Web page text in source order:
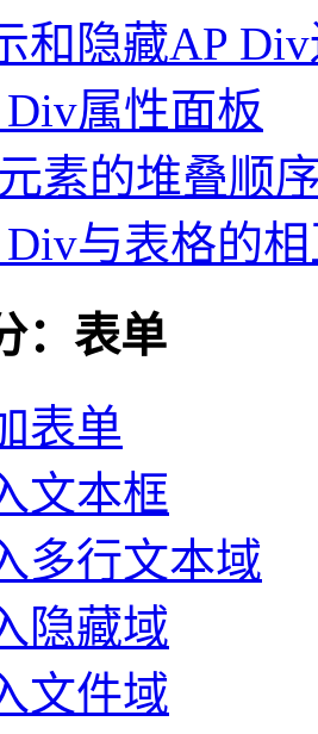
和隐藏AP
Div属性面板
素的堆叠顺
Div与表格的
：表单
表单
文本框
多行文本域
隐藏域
文件域